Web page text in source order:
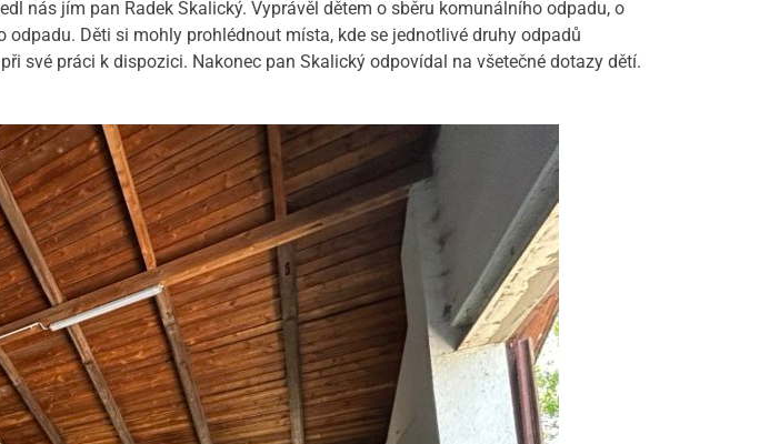
nás jím pan Radek Skalický. Vyprávěl dětem o sběru komunálního odpadu, o
Děti si mohly prohlédnout místa, kde se jednotlivé druhy odpadů
své práci k dispozici. Nakonec pan Skalický odpovídal na všetečné dotazy dětí.